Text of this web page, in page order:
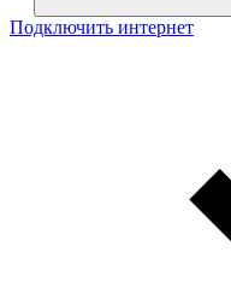
Подключить интернет